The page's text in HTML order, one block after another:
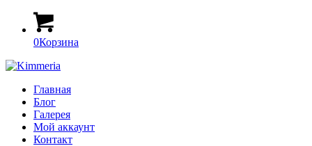
0Корзина
Главная
Блог
Галерея
Мой аккаунт
Контакт